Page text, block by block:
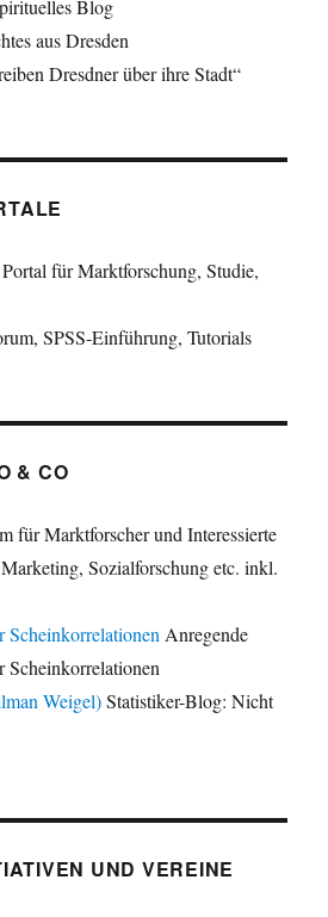
Blog
aus Dresden
Dresdner über ihre Stadt“
Portal für Marktforschung, Studie,
SPSS-Einführung, Tutorials
& CO
für Marktforscher und Interessierte
Sozialforschung etc. inkl.
Scheinkorrelationen Anregende
Scheinkorrelationen
Weigel)Statistiker-Blog: Nicht
UND VEREINE